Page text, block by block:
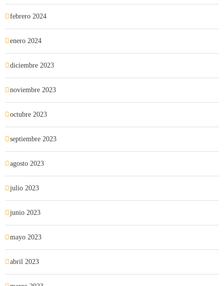
febrero 2024
enero 2024
diciembre 2023
noviembre 2023
octubre 2023
septiembre 2023
agosto 2023
julio 2023
junio 2023
mayo 2023
abril 2023